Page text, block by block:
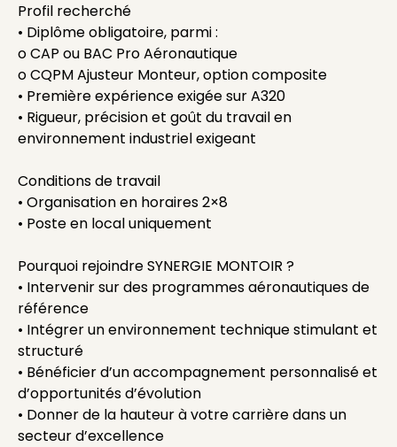
Profil recherché
• Diplôme obligatoire, parmi :
o CAP ou BAC Pro Aéronautique
o CQPM Ajusteur Monteur, option composite
• Première expérience exigée sur A320
• Rigueur, précision et goût du travail en
environnement industriel exigeant
Conditions de travail
• Organisation en horaires 2×8
• Poste en local uniquement
Pourquoi rejoindre SYNERGIE MONTOIR ?
• Intervenir sur des programmes aéronautiques de
référence
• Intégrer un environnement technique stimulant et
structuré
• Bénéficier d’un accompagnement personnalisé et
d’opportunités d’évolution
• Donner de la hauteur à votre carrière dans un
secteur d’excellence